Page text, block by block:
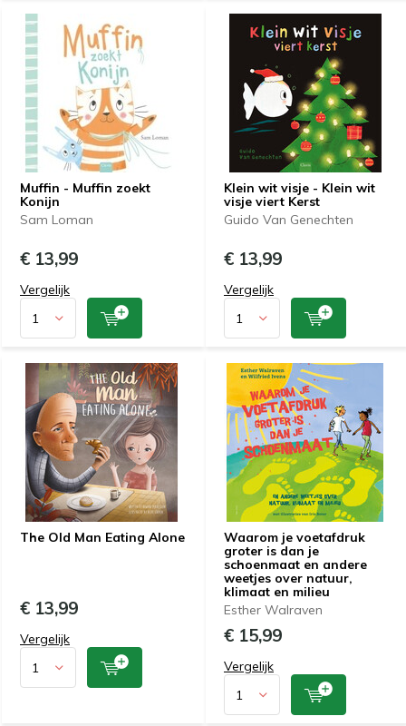
Muffin - Muffin zoekt
Konijn
Sam Loman
€ 13,99
Vergelijk
Klein wit visje - Klein wit
visje viert Kerst
Guido Van Genechten
€ 13,99
Vergelijk
The Old Man Eating Alone
€ 13,99
Vergelijk
Waarom je voetafdruk
groter is dan je
schoenmaat en andere
weetjes over natuur,
klimaat en milieu
Esther Walraven
€ 15,99
Vergelijk